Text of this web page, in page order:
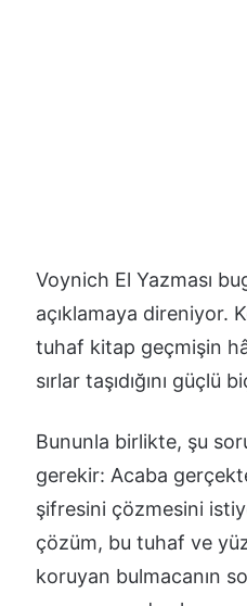
Voynich El Yazması
açıklamaya direniyor.
tuhaf kitap geçmişin
sırlar taşıdığını güçlü
Bununla birlikte, şu
gerekir: Acaba
şifresini çözmesini
çözüm, bu tuhaf ve
koruyan bulmacanın